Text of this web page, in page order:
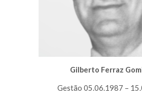
Gilberto Ferraz
Gestão 05.06.1987 –